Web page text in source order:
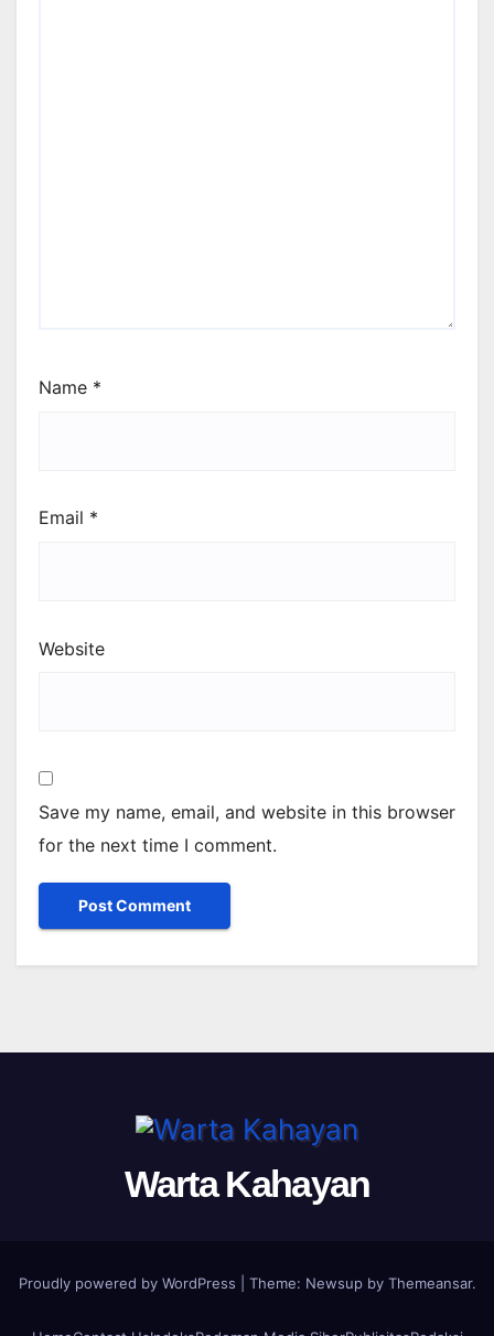
Name *
Email *
Website
Save my name, email, and website in this browser
for the next time I comment.
Warta Kahayan
Proudly powered by WordPress Theme: Newsup by Themeansar.